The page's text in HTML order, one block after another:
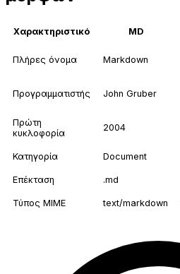
Χαρακτηριστικό MD
Πλήρες όνομα Markdown
Προγραμματιστής John Gruber
Πρώτη
κυκλοφορία
2004
Κατηγορία Document
Επέκταση .md
Τύπος MIME text/markdown